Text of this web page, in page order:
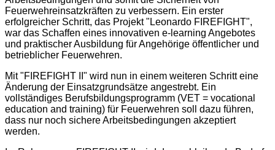
Feuerwehreinsatzkräften zu verbessern. Ein erster
erfolgreicher Schritt, das Projekt "Leonardo FIREFIGHT",
war das Schaffen eines innovativen e-learning Angebotes
und praktischer Ausbildung für Angehörige öffentlicher und
betrieblicher Feuerwehren.
Mit "FIREFIGHT II" wird nun in einem weiteren Schritt eine
Änderung der Einsatzgrundsätze angestrebt. Ein
vollständiges Berufsbildungsprogramm (VET = vocational
education and training) für Feuerwehren soll dazu führen,
dass nur noch sichere Arbeitsbedingungen akzeptiert
werden.